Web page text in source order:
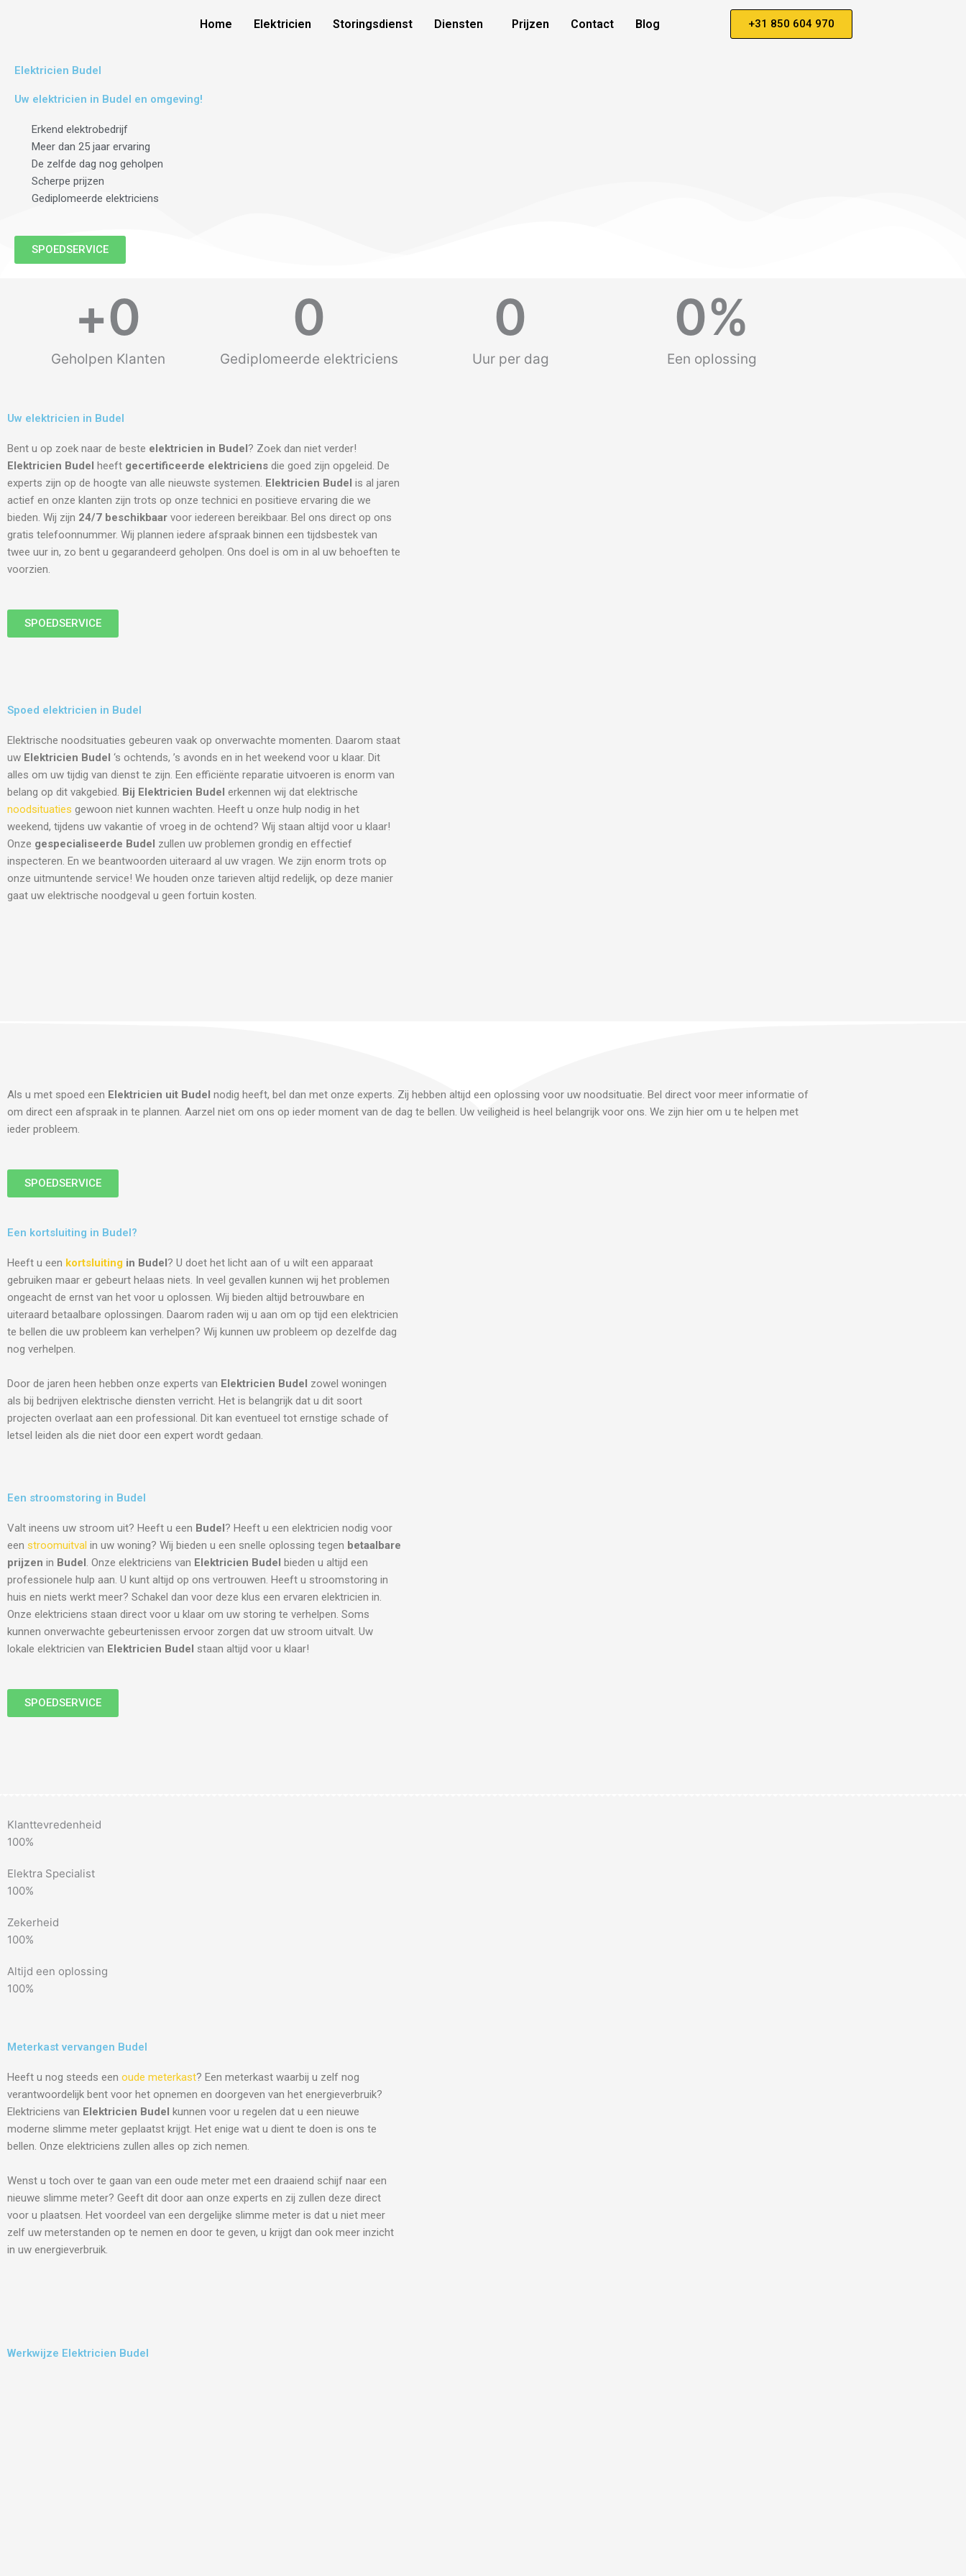
Home Elektricien Storingsdienst Diensten Prijzen Contact Blog +31 850 604 970
Elektricien Budel
Uw elektricien in Budel en omgeving!
Erkend elektrobedrijf
Meer dan 25 jaar ervaring
De zelfde dag nog geholpen
Scherpe prijzen
Gediplomeerde elektriciens
SPOEDSERVICE
Geholpen Klanten
+0
Gediplomeerde elektriciens
0
Uur per dag
0
Een oplossing
0%
Uw elektricien in Budel
Bent u op zoek naar de beste elektricien in Budel? Zoek dan niet verder!
Elektricien Budel heeft gecertificeerde elektriciens die goed zijn opgeleid. De
experts zijn op de hoogte van alle nieuwste systemen. Elektricien Budel is al jaren
actief en onze klanten zijn trots op onze technici en positieve ervaring die we
bieden. Wij zijn 24/7 beschikbaar voor iedereen bereikbaar. Bel ons direct op ons
gratis telefoonnummer. Wij plannen iedere afspraak binnen een tijdsbestek van
twee uur in, zo bent u gegarandeerd geholpen. Ons doel is om in al uw behoeften te
voorzien.
SPOEDSERVICE
Spoed elektricien in Budel
Elektrische noodsituaties gebeuren vaak op onverwachte momenten. Daarom staat
uw Elektricien Budel ‘s ochtends, ’s avonds en in het weekend voor u klaar. Dit
alles om uw tijdig van dienst te zijn. Een efficiënte reparatie uitvoeren is enorm van
belang op dit vakgebied. Bij Elektricien Budel erkennen wij dat elektrische
noodsituaties gewoon niet kunnen wachten. Heeft u onze hulp nodig in het
weekend, tijdens uw vakantie of vroeg in de ochtend? Wij staan altijd voor u klaar!
Onze gespecialiseerde Budel zullen uw problemen grondig en effectief
inspecteren. En we beantwoorden uiteraard al uw vragen. We zijn enorm trots op
onze uitmuntende service! We houden onze tarieven altijd redelijk, op deze manier
gaat uw elektrische noodgeval u geen fortuin kosten.
Als u met spoed een Elektricien uit Budel nodig heeft, bel dan met onze experts. Zij hebben altijd een oplossing voor uw noodsituatie. Bel direct voor meer informatie of
om direct een afspraak in te plannen. Aarzel niet om ons op ieder moment van de dag te bellen. Uw veiligheid is heel belangrijk voor ons. We zijn hier om u te helpen met
ieder probleem.
SPOEDSERVICE
Een kortsluiting in Budel?
Heeft u een kortsluiting in Budel? U doet het licht aan of u wilt een apparaat
gebruiken maar er gebeurt helaas niets. In veel gevallen kunnen wij het problemen
ongeacht de ernst van het voor u oplossen. Wij bieden altijd betrouwbare en
uiteraard betaalbare oplossingen. Daarom raden wij u aan om op tijd een elektricien
te bellen die uw probleem kan verhelpen? Wij kunnen uw probleem op dezelfde dag
nog verhelpen.
Door de jaren heen hebben onze experts van Elektricien Budel zowel woningen
als bij bedrijven elektrische diensten verricht. Het is belangrijk dat u dit soort
projecten overlaat aan een professional. Dit kan eventueel tot ernstige schade of
letsel leiden als die niet door een expert wordt gedaan.
Een stroomstoring in Budel
Valt ineens uw stroom uit? Heeft u een Budel? Heeft u een elektricien nodig voor
een stroomuitval in uw woning? Wij bieden u een snelle oplossing tegen betaalbare
prijzen in Budel. Onze elektriciens van Elektricien Budel bieden u altijd een
professionele hulp aan. U kunt altijd op ons vertrouwen. Heeft u stroomstoring in
huis en niets werkt meer? Schakel dan voor deze klus een ervaren elektricien in.
Onze elektriciens staan direct voor u klaar om uw storing te verhelpen. Soms
kunnen onverwachte gebeurtenissen ervoor zorgen dat uw stroom uitvalt. Uw
lokale elektricien van Elektricien Budel staan altijd voor u klaar!
SPOEDSERVICE
Klanttevredenheid
100%
Elektra Specialist
100%
Zekerheid
100%
Altijd een oplossing
100%
Meterkast vervangen Budel
Heeft u nog steeds een oude meterkast? Een meterkast waarbij u zelf nog
verantwoordelijk bent voor het opnemen en doorgeven van het energieverbruik?
Elektriciens van Elektricien Budel kunnen voor u regelen dat u een nieuwe
moderne slimme meter geplaatst krijgt. Het enige wat u dient te doen is ons te
bellen. Onze elektriciens zullen alles op zich nemen.
Wenst u toch over te gaan van een oude meter met een draaiend schijf naar een
nieuwe slimme meter? Geeft dit door aan onze experts en zij zullen deze direct
voor u plaatsen. Het voordeel van een dergelijke slimme meter is dat u niet meer
zelf uw meterstanden op te nemen en door te geven, u krijgt dan ook meer inzicht
in uw energieverbruik.
Werkwijze Elektricien Budel